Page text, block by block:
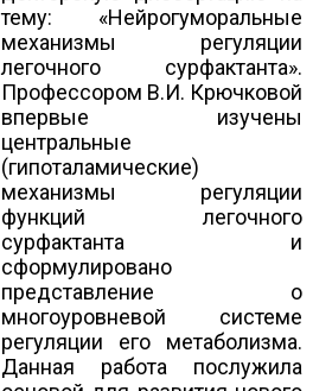
тему: «Нейрогуморальные
механизмы регуляции
легочного сурфактанта».
Профессором В.И. Крючковой
впервые изучены
центральные
(гипоталамические)
механизмы регуляции
функций легочного
сурфактанта и
сформулировано
представление о
многоуровневой системе
регуляции его метаболизма.
Данная работа послужила